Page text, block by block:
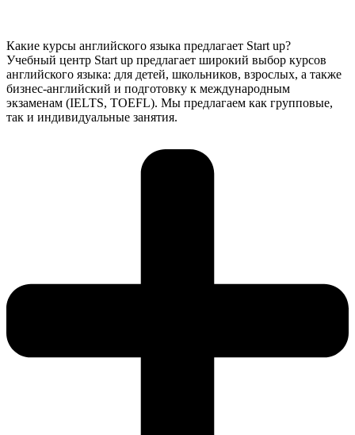
Какие курсы английского языка предлагает Start up?
Учебный центр Start up предлагает широкий выбор курсов
английского языка: для детей, школьников, взрослых, а также
бизнес-английский и подготовку к международным
экзаменам (IELTS, TOEFL). Мы предлагаем как групповые,
так и индивидуальные занятия.